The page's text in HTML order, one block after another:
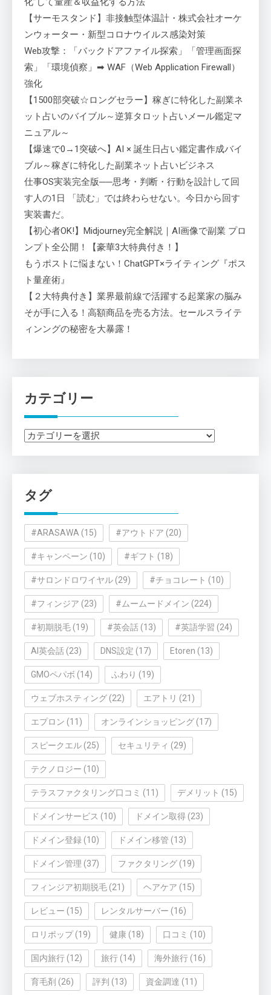
【サーモスタンド】非接触型体温計・株式会社オーケ
ンウォーター・新型コロナウイルス感染対策
Web攻撃：「バックドアファイル探索」「管理画面探
索」「環境偵察」➡ WAF（Web Application Firewall）
強化
【1500部突破☆ロングセラー】稼ぎに特化した副業ネ
ット占いのバイブル～逆算タロット占いメール鑑定マ
ニュアル～
【爆速で0→1突破へ】AI × 誕生日占い鑑定書作成バイ
ブル～稼ぎに特化した副業ネット占いビジネス
仕事OS実装完全版──思考・判断・行動を設計して回
す人の1日 「読む」では終わらせない。今日から回す
実装書だ。
【初心者OK!】Midjourney完全解説｜AI画像で副業 プロ
ンプト全公開！【豪華3大特典付き！】
もうポストに悩まない！ChatGPT×ライティング『ポス
ト量産術』
【２大特典付き】業界最前線で活躍する起業家の脳み
そが手に入る！高額商品を売る方法。セールスライテ
ィンングの秘密を大暴露！
カテゴリー
カ
ー
タグ
#ARASAWA (15) #アウトドア (20)
#キャンペーン (10) #ギフト (18)
#サロンドロワイヤル (29) #チョコレート (10)
#フィンジア (23) #ムームードメイン (224)
#初期脱毛 (19) #英会話 (13) #英語学習 (24)
AI英会話 (23) DNS設定 (17) Etoren (13)
GMOペパボ (14) ふわり (19)
ウェブホスティング (22) エアトリ (21)
エプロン (11) オンラインショッピング (17)
スピークエル (25) セキュリティ (29)
テクノロジー (10)
テラスファクタリング口コミ (11) デメリット (15)
ドメインサービス (10) ドメイン取得 (23)
ドメイン登録 (10) ドメイン移管 (13)
ドメイン管理 (37) ファクタリング (19)
フィンジア初期脱毛 (21) ヘアケア (15)
レビュー (15) レンタルサーバー (16)
ロリポップ(19) 健康 (18) 口コミ (10)
国内旅行 (12) 旅行 (14) 海外旅行 (16)
育毛剤 (26) 評判 (13) 資金調達 (11)